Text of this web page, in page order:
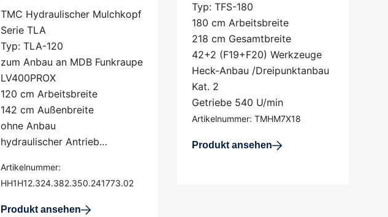
TMC Hydraulischer Mulchkopf
Serie TLA
Typ: TLA-120
zum Anbau an MDB Funkraupe
LV400PROX
120 cm Arbeitsbreite
142 cm Außenbreite
ohne Anbau
hydraulischer Antrieb…
Artikelnummer:
HH1H12.324.382.350.241773.02
Produkt ansehen
Typ: TFS-180
180 cm Arbeitsbreite
218 cm Gesamtbreite
42+2 (F19+F20) Werkzeuge
Heck-Anbau /Dreipunktanbau
Kat. 2
Getriebe 540 U/min
Artikelnummer: TMHM7X18
Produkt ansehen